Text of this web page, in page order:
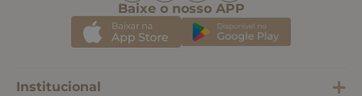
Baixe o nosso APP
Institucional